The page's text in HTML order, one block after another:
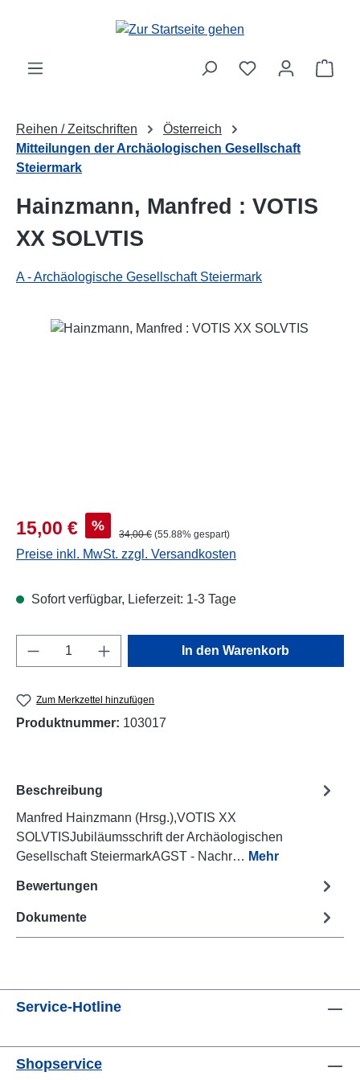
Zum Hauptinhalt springen
Reihen / Zeitschriften
Österreich
Mitteilungen der Archäologischen Gesellschaft
Steiermark
Hainzmann, Manfred : VOTIS
XX SOLVTIS
A - Archäologische Gesellschaft Steiermark
Bildergalerie überspringen
Verkaufspreis:
15,00 € % Regulärer Preis:
34,00 € (55.88% gespart)
Preise inkl. MwSt. zzgl. Versandkosten
Sofort verfügbar, Lieferzeit: 1-3 Tage
Produkt Anzahl: Gib den gewünschten
In den Warenkorb
Zum Merkzettel hinzufügen
Produktnummer: 103017
Beschreibung
Manfred Hainzmann (Hrsg.),VOTIS XX
SOLVTISJubiläumsschrift der Archäologischen
Gesellschaft SteiermarkAGST - Nachr… Mehr
Bewertungen
Dokumente
Service-Hotline
Shopservice